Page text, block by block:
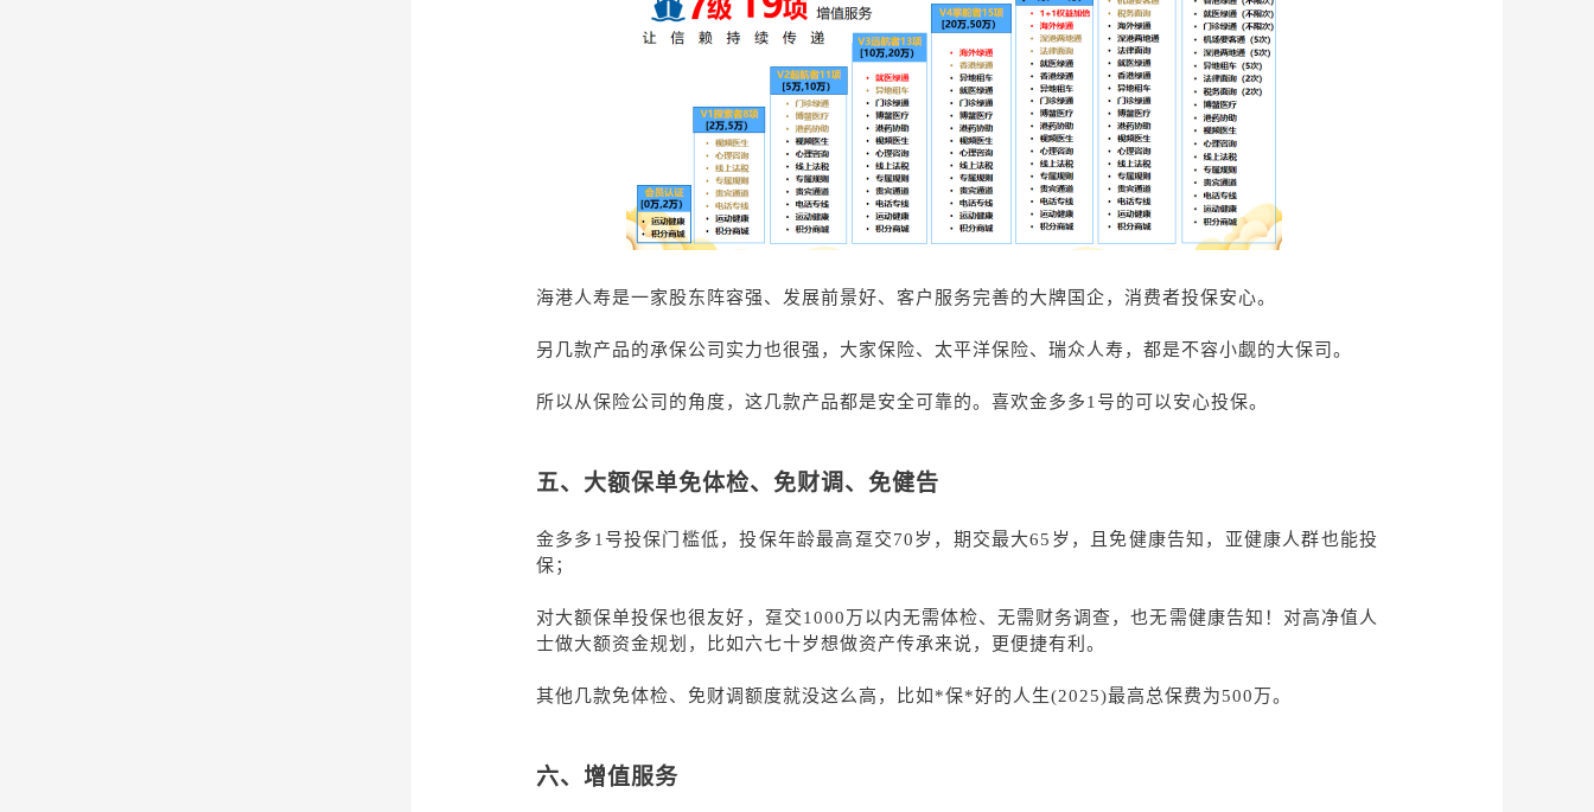
海港人寿是一家股东阵容强、发展前景好、客户服务完善的大牌国企，消费者投保安心。
另几款产品的承保公司实力也很强，大家保险、太平洋保险、瑞众人寿，都是不容小觑的大保司。
所以从保险公司的角度，这几款产品都是安全可靠的。喜欢金多多1号的可以安心投保。
五、 大额保单免体检、免财调、免健告
金多多 1号投保门槛低，投保年龄最高趸交70岁，期交最大65岁，且免健康告知，亚健康人群也能投
保；
对大额保单投保也很友好，趸交1000万以内无需体检、无需财务调查，也无需健康告知！对高净值人
士做大额资金规划，比如六七十岁想做资产传承来说，更便捷有利。
其他几款免体检、免财调额度就没这么高，比如 *保*好的人生(2025)最高总保费为500万。
六、 增值服务